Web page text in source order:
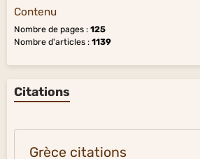
Contenu
Nombre de pages : 125
Nombre d'articles : 1139
Citations
Grèce citations